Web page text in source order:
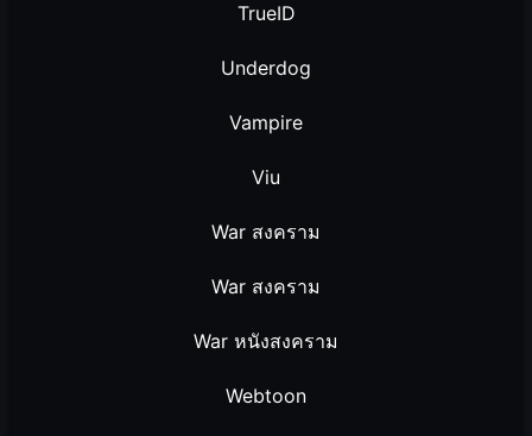
TrueID
Underdog
Vampire
Viu
War สงคราม
War สงคราม
War หนังสงคราม
Webtoon